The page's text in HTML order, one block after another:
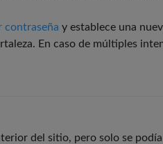
contraseña y establece una
En caso de múltiples
del sitio, pero solo se